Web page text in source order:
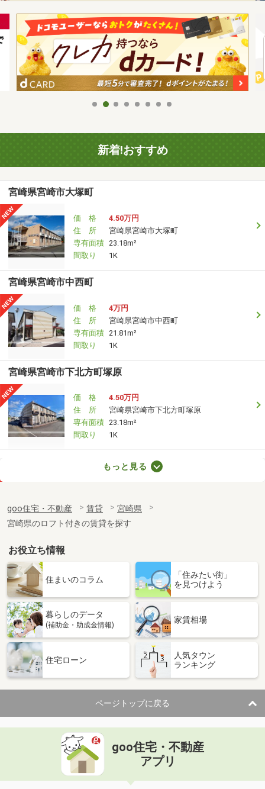
新着!おすすめ
宮崎県宮崎市大塚町
価 格
4.50万円
住 所
宮崎県宮崎市大塚町
専有面積 23.18m²
間取り
1K
宮崎県宮崎市中西町
価 格
4万円
住 所
宮崎県宮崎市中西町
専有面積 21.81m²
間取り
1K
宮崎県宮崎市下北方町塚原
価 格
4.50万円
住 所
宮崎県宮崎市下北方町塚原
専有面積 23.18m²
間取り
1K
専有面積
19.87m²
間取り
1K
宮崎県宮崎市下北方町塚原
価 格
4.90万円
宮崎県宮崎市下北方町塚原
専有面積 23.18m²
間取り
宮崎県宮崎市吉村町
住 所
宮崎県宮崎市吉村町
専有面積 50.96m²
間取り
1LDK
宮崎県宮崎市中津瀬町
価 格
住 所
宮崎県宮崎市中津瀬町
専有面積 19.87m²
もっと見る
goo住宅・不動産 賃貸
宮崎県
宮崎県のロフト付きの賃貸を探す
お役立ち情報
住まいのコラム
「住みたい街」
を見つけよう
暮らしのデータ
(補助金・助成金情報)
家賃相場
住宅ローン
人気タウン
ランキング
ページトップに戻る
goo住宅・不動産
アプリ